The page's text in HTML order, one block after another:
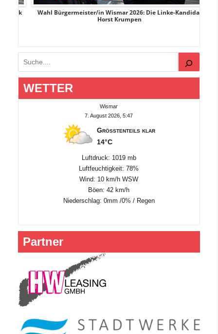
Wahl Bürgermeister/in Wismar 2026: Die Linke-Kandidat
Horst Krumpen
Suchen
WETTER
Wismar
7. August 2026, 5:47
Größtenteils klar
14°C
Luftdruck: 1019 mb
Luftfeuchtigkeit: 78%
Wind: 10 km/h WSW
Böen: 42 km/h
Niederschlag: 0mm /0% / Regen
Partner